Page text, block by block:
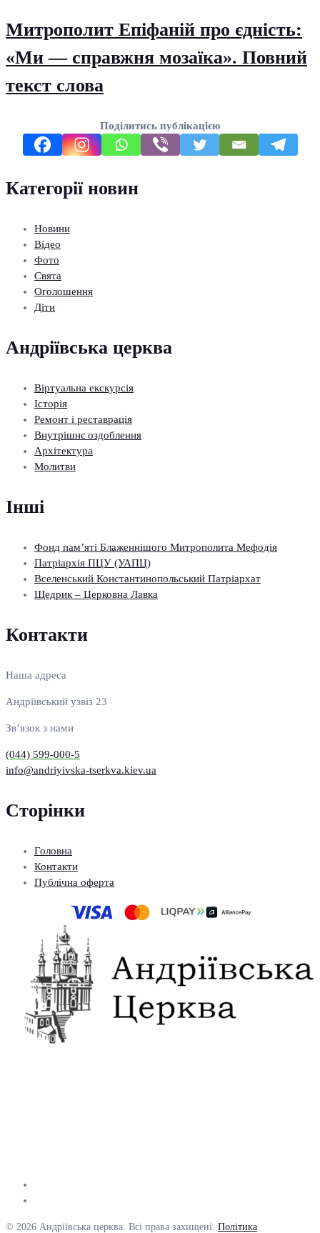
Митрополит Епіфаній про єдність:
«Ми — справжня мозаїка». Повний
текст слова
Поділитись публікацією
Категорії новин
Новини
Відео
Фото
Свята
Оголошення
Діти
Андріївська церква
Віртуальна екскурсія
Історія
Ремонт і реставрація
Внутрішнє оздоблення
Архітектура
Молитви
Інші
Фонд пам’яті Блаженнішого Митрополита Мефодія
Патріархія ПЦУ (УАПЦ)
Вселенський Константинопольський Патріархат
Щедрик – Церковна Лавка
Контакти
Наша адреса
Андріївський узвіз 23
Зв’язок з нами
(044) 599-000-5
info@andriyivska-tserkva.kiev.ua
Сторінки
Головна
Контакти
Публічна оферта
© 2026 Андріївська церква. Всі права захищені. Політика